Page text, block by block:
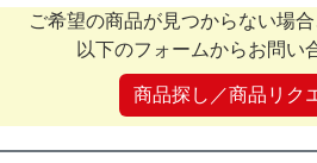
ご希望の商品が見つからない場合
以下のフォームからお問い
商品探し／商品リク